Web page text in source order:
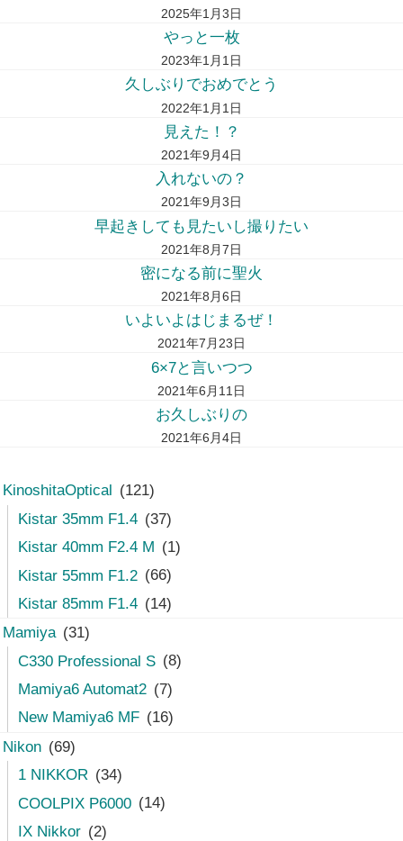
2025年1月3日
やっと一枚
2023年1月1日
久しぶりでおめでとう
2022年1月1日
見えた！？
2021年9月4日
入れないの？
2021年9月3日
早起きしても見たいし撮りたい
2021年8月7日
密になる前に聖火
2021年8月6日
いよいよはじまるぜ！
2021年7月23日
6×7と言いつつ
2021年6月11日
お久しぶりの
2021年6月4日
KinoshitaOptical
(121)
Kistar 35mm F1.4 (37)
Kistar 40mm F2.4 M (1)
Kistar 55mm F1.2 (66)
Kistar 85mm F1.4 (14)
Mamiya (31)
C330 Professional S (8)
Mamiya6 Automat2 (7)
New Mamiya6 MF (16)
Nikon (69)
1 NIKKOR (34)
COOLPIX P6000 (14)
IX Nikkor (2)